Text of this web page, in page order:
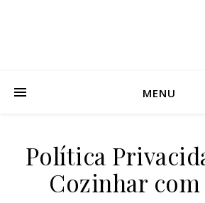
MENU
Política
Cozinhar